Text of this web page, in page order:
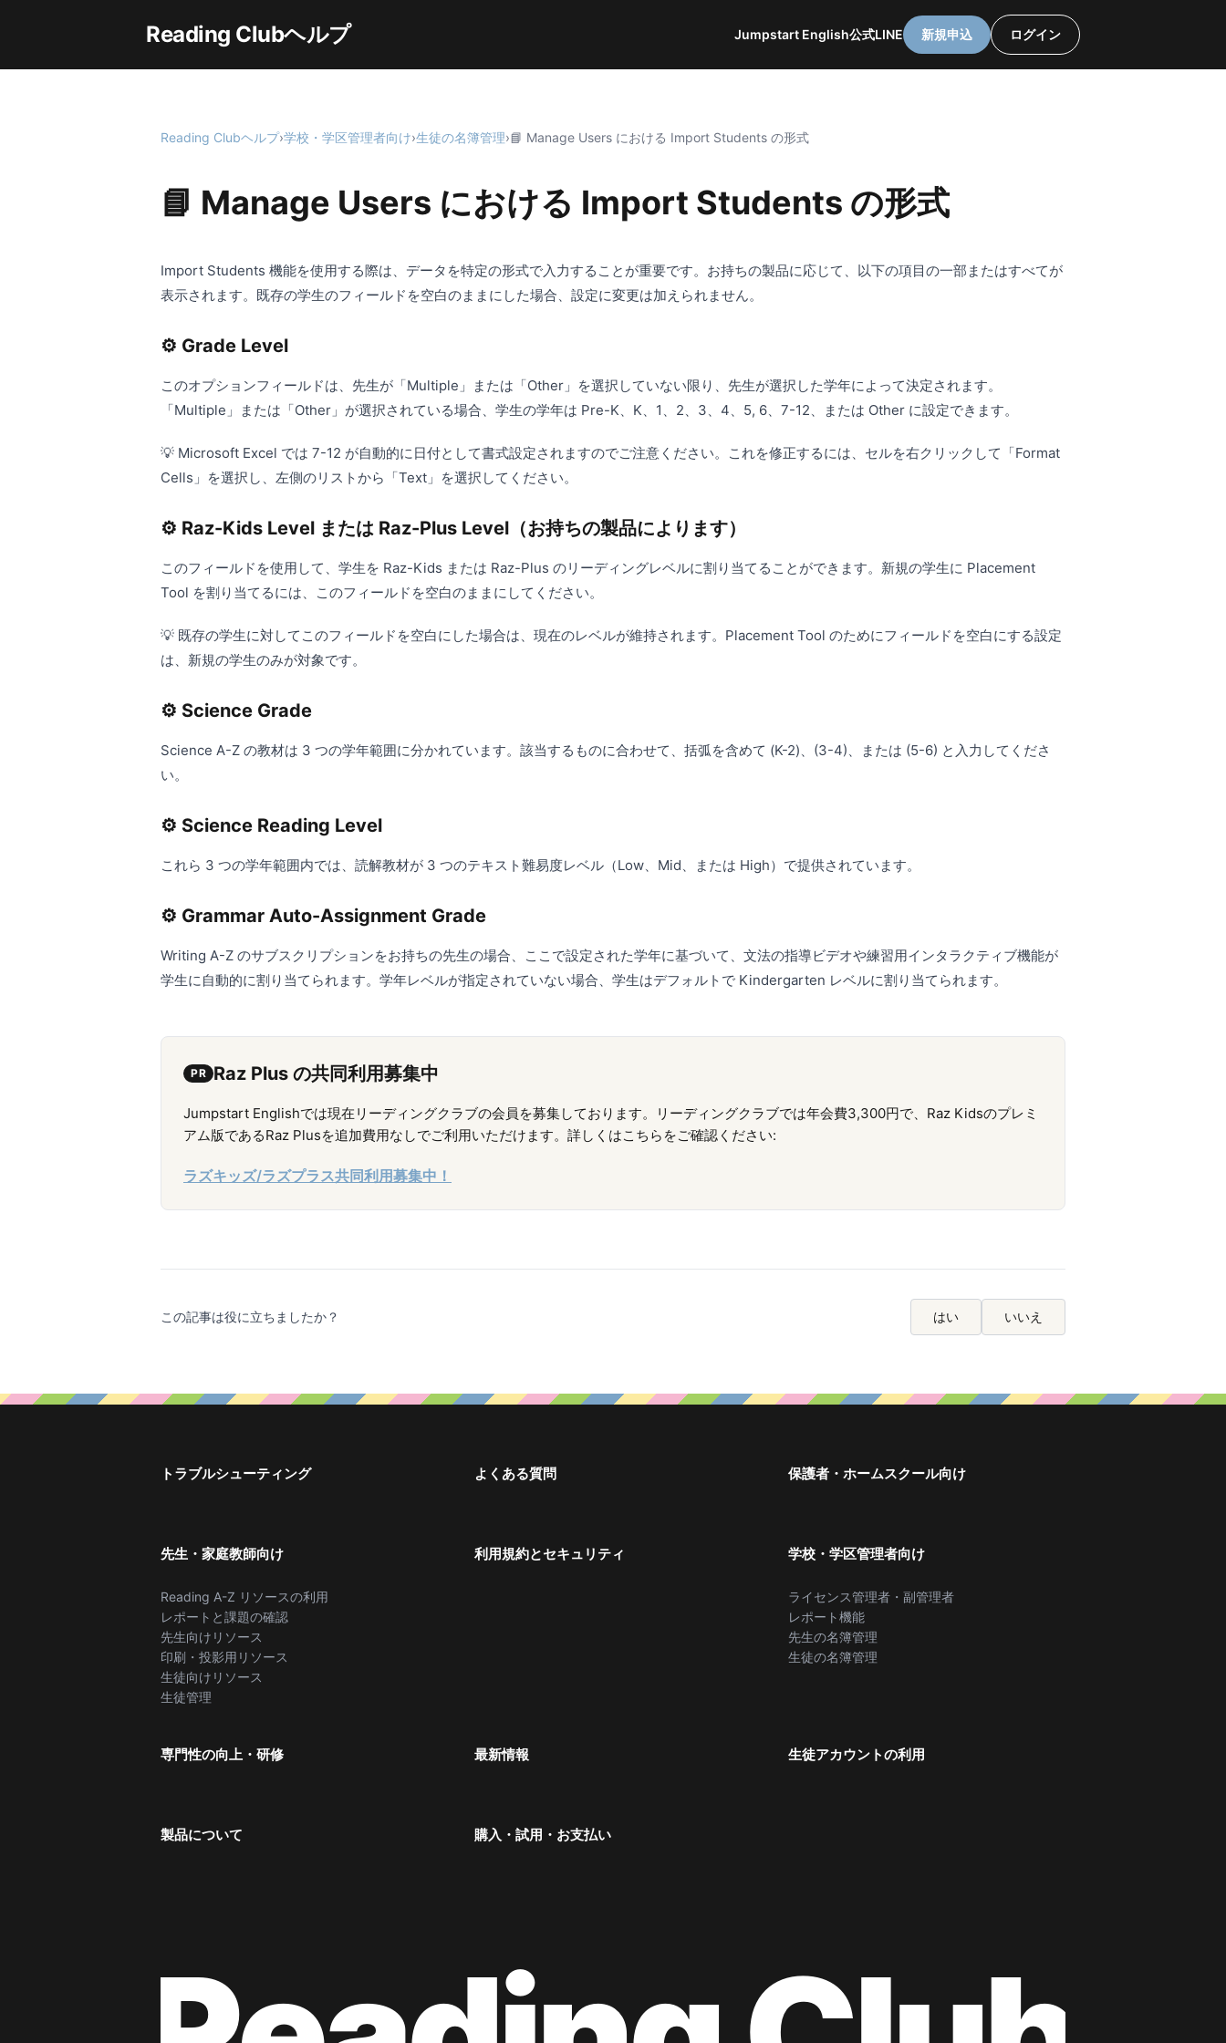
Reading Clubヘルプ Jumpstart English公式LINE 新規申込 ログイン
Reading Clubヘルプ›学校・学区管理者向け›生徒の名簿管理›📘 Manage Users における Import Students の形式
📘 Manage Users における Import Students の形式
Import Students 機能を使用する際は、データを特定の形式で入力することが重要です。お持ちの製品に応じて、以下の項目の一部またはすべてが
表示されます。既存の学生のフィールドを空白のままにした場合、設定に変更は加えられません。
⚙️ Grade Level
このオプションフィールドは、先生が「Multiple」または「Other」を選択していない限り、先生が選択した学年によって決定されます。
「Multiple」または「Other」が選択されている場合、学生の学年は Pre-K、K、1、2、3、4、5, 6、7-12、または Other に設定できます。
💡 Microsoft Excel では 7-12 が自動的に日付として書式設定されますのでご注意ください。これを修正するには、セルを右クリックして「Format
Cells」を選択し、左側のリストから「Text」を選択してください。
⚙️ Raz-Kids Level または Raz-Plus Level（お持ちの製品によります）
このフィールドを使用して、学生を Raz-Kids または Raz-Plus のリーディングレベルに割り当てることができます。新規の学生に Placement
Tool を割り当てるには、このフィールドを空白のままにしてください。
💡 既存の学生に対してこのフィールドを空白にした場合は、現在のレベルが維持されます。Placement Tool のためにフィールドを空白にする設定
は、新規の学生のみが対象です。
⚙️ Science Grade
Science A-Z の教材は 3 つの学年範囲に分かれています。該当するものに合わせて、括弧を含めて (K-2)、(3-4)、または (5-6) と入力してくださ
い。
⚙️ Science Reading Level
これら 3 つの学年範囲内では、読解教材が 3 つのテキスト難易度レベル（Low、Mid、または High）で提供されています。
⚙️ Grammar Auto-Assignment Grade
Writing A-Z のサブスクリプションをお持ちの先生の場合、ここで設定された学年に基づいて、文法の指導ビデオや練習用インタラクティブ機能が
学生に自動的に割り当てられます。学年レベルが指定されていない場合、学生はデフォルトで Kindergarten レベルに割り当てられます。
PR Raz Plus の共同利用募集中
Jumpstart Englishでは現在リーディングクラブの会員を募集しております。リーディングクラブでは年会費3,300円で、Raz Kidsのプレミ
アム版であるRaz Plusを追加費用なしでご利用いただけます。詳しくはこちらをご確認ください:
ラズキッズ/ラズプラス共同利用募集中！
この記事は役に立ちましたか？ はい いいえ
トラブルシューティング よくある質問 保護者・ホームスクール向け
先生・家庭教師向け
Reading A-Z リソースの利用
レポートと課題の確認
先生向けリソース
印刷・投影用リソース
生徒向けリソース
生徒管理
利用規約とセキュリティ 学校・学区管理者向け
ライセンス管理者・副管理者
レポート機能
先生の名簿管理
生徒の名簿管理
専門性の向上・研修 最新情報 生徒アカウントの利用
製品について 購入・試用・お支払い